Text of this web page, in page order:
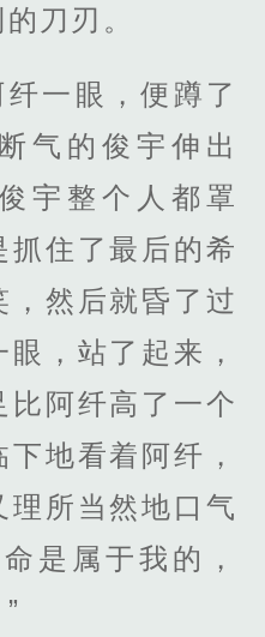
刀刃。
一眼，便蹲了
气的俊宇伸出
宇整个人都罩
抓住了最后的希
然后就昏了过
，站了起来，
阿纤高了一个
地看着阿纤，
理所当然地口气
是属于我的，